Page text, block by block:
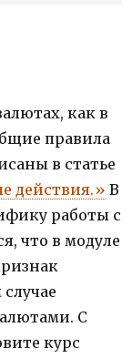
как в
правила
в статье
действия.» В
работы с
что в модуле
С
курс